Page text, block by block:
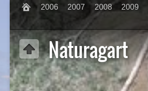
2006 2007 2008 2009
Naturagart